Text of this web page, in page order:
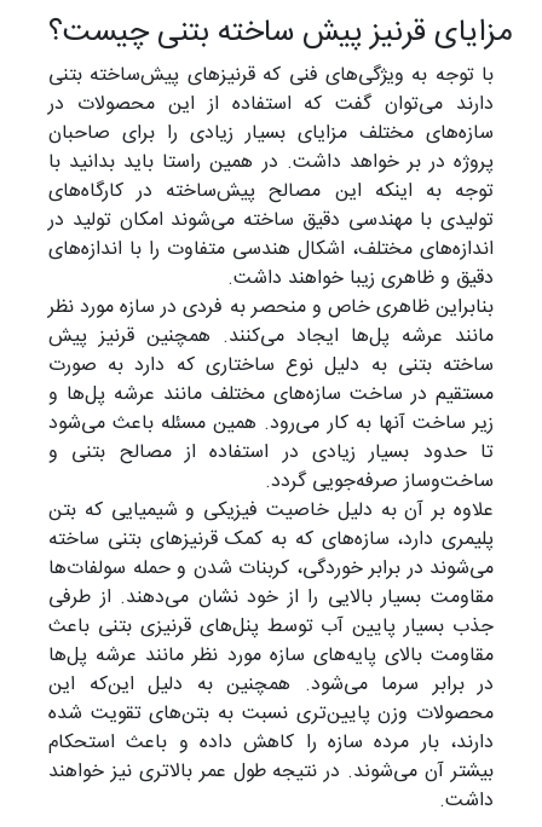
قرنیز پیش ساخته بتنی چیست؟
با توجه به ویژگی‌های فنی که قرنیزهای پیش‌ساخته بتنی
دارند می‌توان گفت که استفاده از این محصولات در
سازه‌های مختلف مزایای بسیار زیادی را برای صاحبان
پروژه در بر خواهد داشت. در همین راستا باید بدانید با
توجه به اینکه این مصالح پیش‌ساخته در کارگاه‌های
تولیدی با مهندسی دقیق ساخته می‌شوند امکان تولید در
اندازه‌های مختلف، اشکال هندسی متفاوت را با اندازه‌های
دقیق و ظاهری زیبا خواهند داشت.
بنابراین ظاهری خاص و منحصر به فردی در سازه مورد نظر
مانند عرشه پل‌ها ایجاد می‌کنند. همچنین قرنیز پیش
ساخته بتنی به دلیل نوع ساختاری که دارد به صورت
مستقیم در ساخت سازه‌های مختلف مانند عرشه پل‌ها و
زیر ساخت آنها به کار می‌رود. همین مسئله باعث می‌شود
تا حدود بسیار زیادی در استفاده از مصالح بتنی و
ساخت‌وساز صرفه‌جویی گردد.
علاوه بر آن به دلیل خاصیت فیزیکی و شیمیایی که بتن
پلیمری دارد، سازه‌های که به کمک قرنیز‌های بتنی ساخته
می‌شوند در برابر خوردگی، کربنات شدن و حمله سولفات‌ها
مقاومت بسیار بالایی را از خود نشان می‌دهند. از طرفی
جذب بسیار پایین آب توسط پنل‌های قرنیزی بتنی باعث
مقاومت بالای پایه‌های سازه مورد نظر مانند عرشه پل‌ها
در برابر سرما می‌شود. همچنین به دلیل این‌که این
محصولات وزن پایین‌تری نسبت به بتن‌های تقویت شده
دارند، بار مرده سازه را کاهش داده و باعث استحکام
بیشتر آن می‌شوند. در نتیجه طول عمر بالاتری نیز خواهند
داشت.